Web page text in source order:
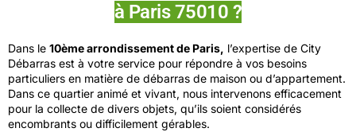
à Paris 75010 ?
Dans le 10ème arrondissement de Paris, l’expertise de City
Débarras est à votre service pour répondre à vos besoins
particuliers en matière de débarras de maison ou d’appartement.
Dans ce quartier animé et vivant, nous intervenons efficacement
pour la collecte de divers objets, qu’ils soient considérés
encombrants ou difficilement gérables.